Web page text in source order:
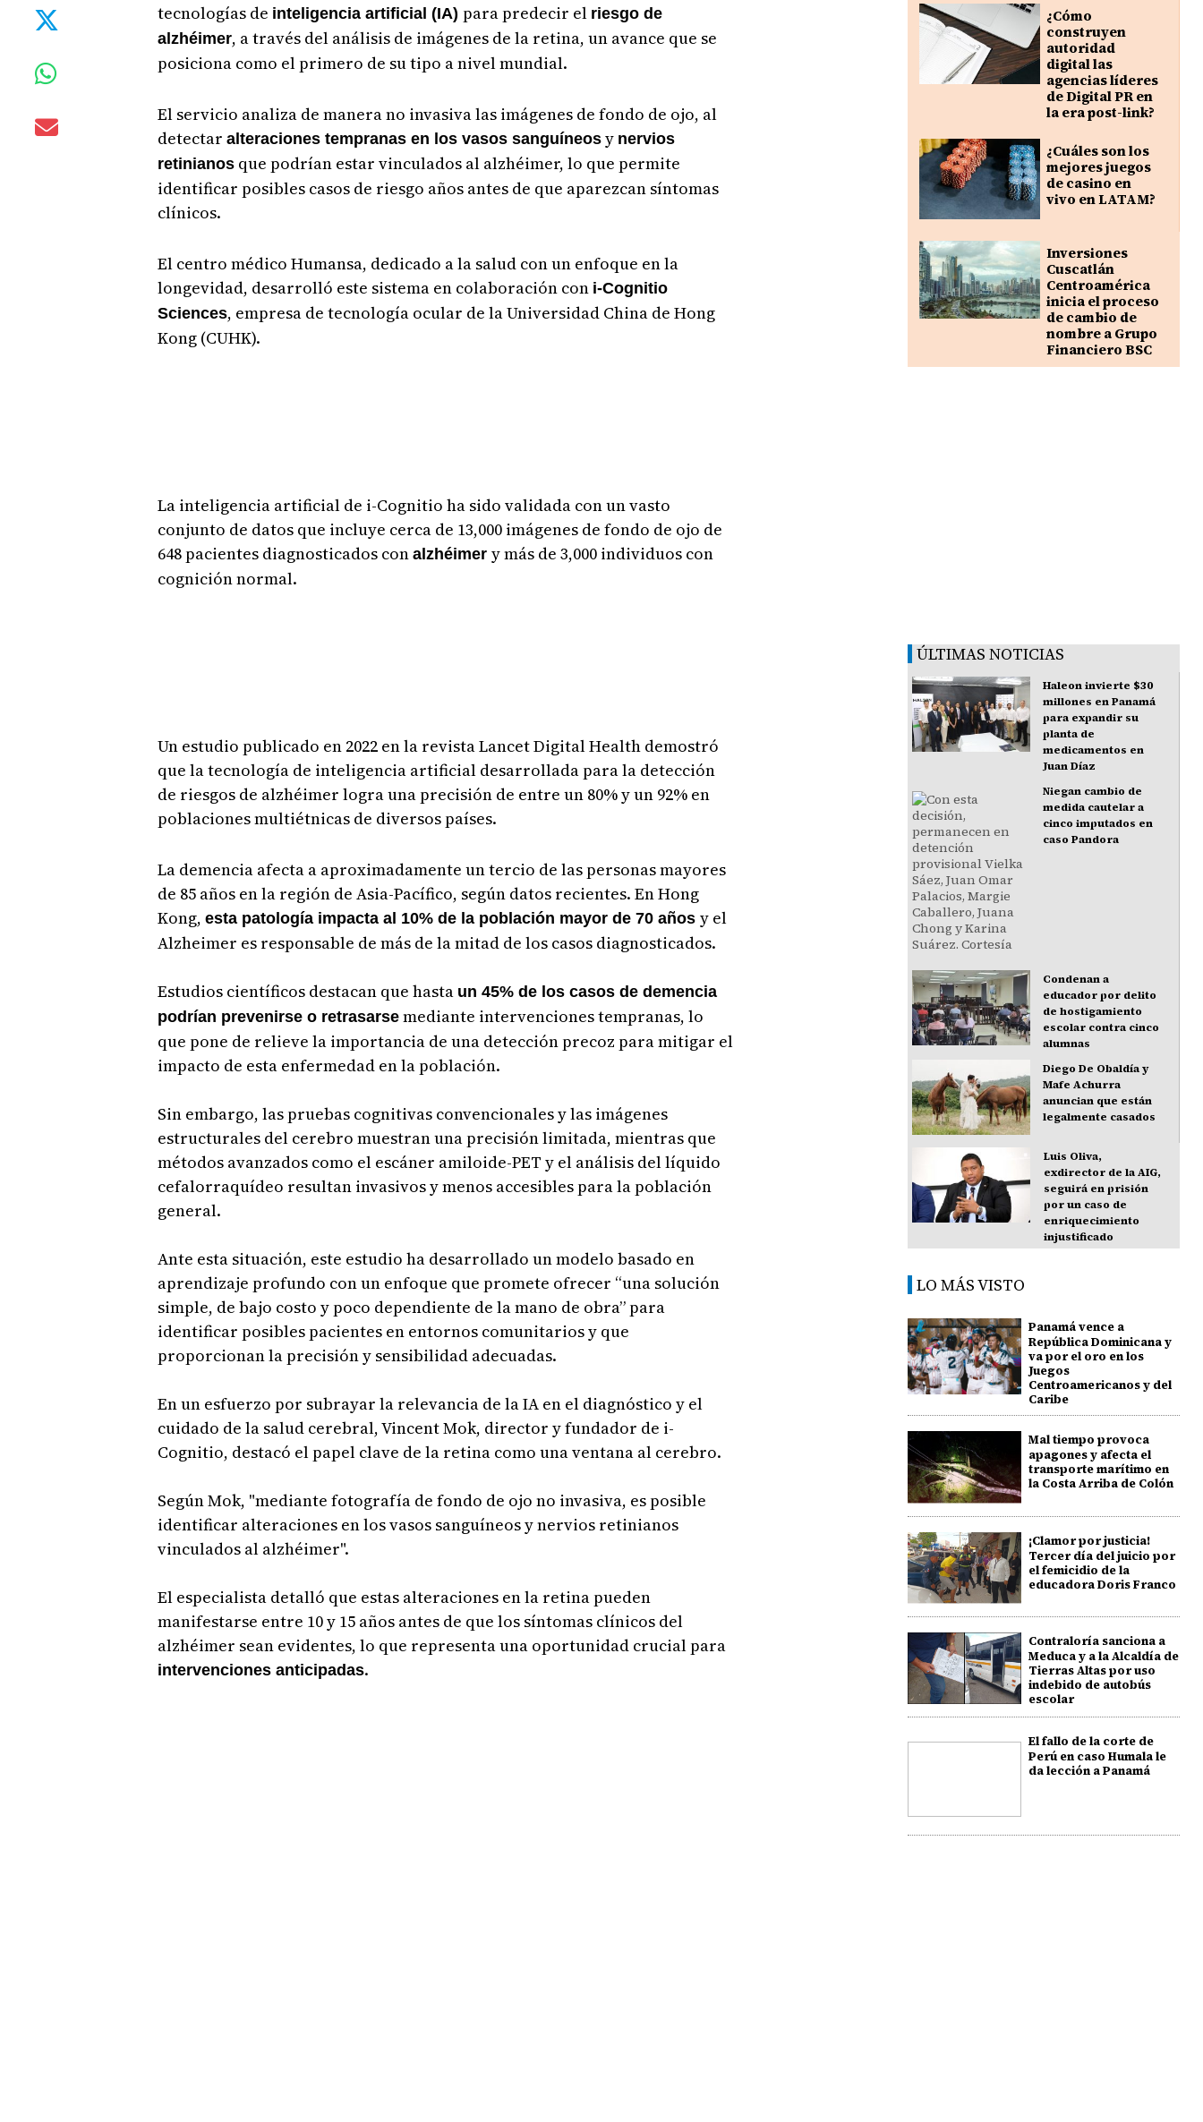
tecnologías de inteligencia artificial (IA) para predecir el riesgo de
alzhéimer, a través del análisis de imágenes de la retina, un avance que se
posiciona como el primero de su tipo a nivel mundial.
El servicio analiza de manera no invasiva las imágenes de fondo de ojo, al
detectar alteraciones tempranas en los vasos sanguíneosy nervios
retinianosque podrían estar vinculados al alzhéimer, lo que permite
identificar posibles casos de riesgo años antes de que aparezcan síntomas
clínicos.
El centro médico Humansa, dedicado a la salud con un enfoque en la
longevidad, desarrolló este sistema en colaboración con i-Cognitio
Sciences, empresa de tecnología ocular de la Universidad China de Hong
Kong (CUHK).
La inteligencia artificial de i-Cognitio ha sido validada con un vasto
conjunto de datos que incluye cerca de 13,000 imágenes de fondo de ojo de
648 pacientes diagnosticados con alzhéimer y más de 3,000 individuos con
cognición normal.
Un estudio publicado en 2022 en la revista Lancet Digital Health demostró
que la tecnología de inteligencia artificial desarrollada para la detección
de riesgos de alzhéimer logra una precisión de entre un 80% y un 92% en
poblaciones multiétnicas de diversos países.
La demencia afecta a aproximadamente un tercio de las personas mayores
de 85 años en la región de Asia-Pacífico, según datos recientes. En Hong
Kong, esta patología impacta al 10% de la población mayor de 70 años y el
Alzheimer es responsable de más de la mitad de los casos diagnosticados.
Estudios científicos destacan que hasta un 45% de los casos de demencia
podrían prevenirse o retrasarsemediante intervenciones tempranas, lo
que pone de relieve la importancia de una detección precoz para mitigar el
impacto de esta enfermedad en la población.
Sin embargo, las pruebas cognitivas convencionales y las imágenes
estructurales del cerebro muestran una precisión limitada, mientras que
métodos avanzados como el escáner amiloide-PET y el análisis del líquido
cefalorraquídeo resultan invasivos y menos accesibles para la población
general.
Ante esta situación, este estudio ha desarrollado un modelo basado en
aprendizaje profundo con un enfoque que promete ofrecer “una solución
simple, de bajo costo y poco dependiente de la mano de obra” para
identificar posibles pacientes en entornos comunitarios y que
proporcionan la precisión y sensibilidad adecuadas.
En un esfuerzo por subrayar la relevancia de la IA en el diagnóstico y el
cuidado de la salud cerebral, Vincent Mok, director y fundador de i-
Cognitio, destacó el papel clave de la retina como una ventana al cerebro.
Según Mok, "mediante fotografía de fondo de ojo no invasiva, es posible
identificar alteraciones en los vasos sanguíneos y nervios retinianos
vinculados al alzhéimer".
El especialista detalló que estas alteraciones en la retina pueden
manifestarse entre 10 y 15 años antes de que los síntomas clínicos del
alzhéimer sean evidentes, lo que representa una oportunidad crucial para
intervenciones anticipadas.
¿Cómo
construyen
autoridad
digital las
agencias líderes
de Digital PR en
la era post-link?
¿Cuáles son los
mejores juegos
de casino en
vivo en LATAM?
Inversiones
Cuscatlán
Centroamérica
inicia el proceso
de cambio de
nombre a Grupo
Financiero BSC
ÚLTIMAS NOTICIAS
Haleon invierte $30
millones en Panamá
para expandir su
planta de
medicamentos en
Juan Díaz
Niegan cambio de
medida cautelar a
cinco imputados en
caso Pandora
Condenan a
educador por delito
de hostigamiento
escolar contra cinco
alumnas
Diego De Obaldía y
Mafe Achurra
anuncian que están
legalmente casados
Luis Oliva,
exdirector de la AIG,
seguirá en prisión
por un caso de
enriquecimiento
injustificado
LO MÁS VISTO
Panamá vence a
República Dominicana y
va por el oro en los
Juegos
Centroamericanos y del
Caribe
Mal tiempo provoca
apagones y afecta el
transporte marítimo en
la Costa Arriba de Colón
¡Clamor por justicia!
Tercer día del juicio por
el femicidio de la
educadora Doris Franco
Contraloría sanciona a
Meduca y a la Alcaldía de
Tierras Altas por uso
indebido de autobús
escolar
El fallo de la corte de
Perú en caso Humala le
da lección a Panamá